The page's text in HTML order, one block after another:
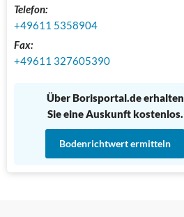
Telefon:
+49611 5358904
Fax:
+49611 327605390
Über Borisportal.de erhalten
Sie eine Auskunft kostenlos.
Bodenrichtwert ermitteln